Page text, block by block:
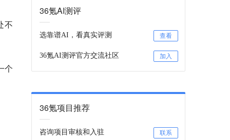
不
个
36氪AI测评
选靠谱AI，看真实评测 查看
36氪AI测评官方交流社区 加入
36氪项目推荐
咨询项目审核和入驻 联系